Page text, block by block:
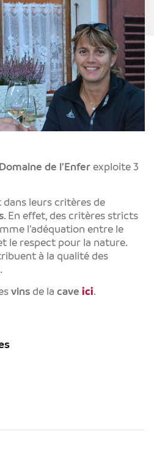
Domaine de l’Enfer exploite 3
dans leurs critères de
. En effet, des critères stricts
l’adéquation entre le
le respect pour la nature.
à la qualité des
vins de la cave ici.